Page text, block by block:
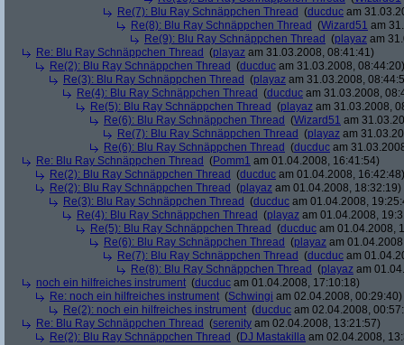
Re(7): Blu Ray Schnäppchen Thread (ducduc am
Re(8): Blu Ray Schnäppchen Thread (Wizard51 am
Re(9): Blu Ray Schnäppchen Thread (playaz am
Re: Blu Ray Schnäppchen Thread (playaz am 31.03.2008, 08:41:41)
Re(2): Blu Ray Schnäppchen Thread (ducduc am 31.03.2008, 08:44:20)
Re(3): Blu Ray Schnäppchen Thread (playaz am 31.03.2008,
Re(4): Blu Ray Schnäppchen Thread (ducduc am 31.03.2008,
Re(5): Blu Ray Schnäppchen Thread (playaz am 31.03.2008,
Re(6): Blu Ray Schnäppchen Thread (Wizard51 am
Re(7): Blu Ray Schnäppchen Thread (playaz am
Re(6): Blu Ray Schnäppchen Thread (ducduc am
Re: Blu Ray Schnäppchen Thread (Pomm1 am 01.04.2008, 16:41:54)
Re(2): Blu Ray Schnäppchen Thread (ducduc am 01.04.2008, 16:42:48)
Re(2): Blu Ray Schnäppchen Thread (playaz am 01.04.2008, 18:32:19)
Re(3): Blu Ray Schnäppchen Thread (ducduc am 01.04.2008,
Re(4): Blu Ray Schnäppchen Thread (playaz am 01.04.2008,
Re(5): Blu Ray Schnäppchen Thread (ducduc am 01.04.2008,
Re(6): Blu Ray Schnäppchen Thread (playaz am
Re(7): Blu Ray Schnäppchen Thread (ducduc am
Re(8): Blu Ray Schnäppchen Thread (playaz am
noch ein hilfreiches instrument (ducduc am 01.04.2008, 17:10:18)
Re: noch ein hilfreiches instrument (Schwingi am 02.04.2008, 00:29:40)
Re(2): noch ein hilfreiches instrument (ducduc am 02.04.2008,
Re: Blu Ray Schnäppchen Thread (serenity am 02.04.2008, 13:21:57)
Re(2): Blu Ray Schnäppchen Thread (DJ Mastakilla am 02.04.2008,